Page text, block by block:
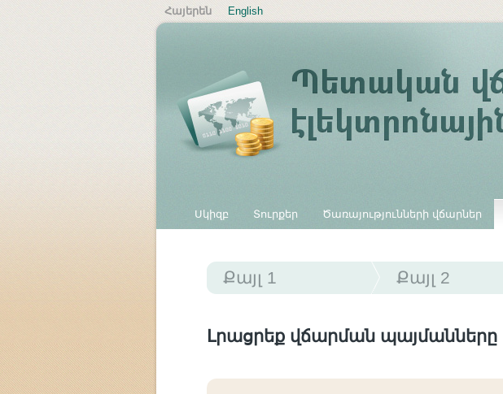
Հայերեն English
Սկիզբ Տուրքեր Ծառայությունների վճարներ
Քայլ 1 Քայլ 2
Լրացրեք վճարման պայմանները